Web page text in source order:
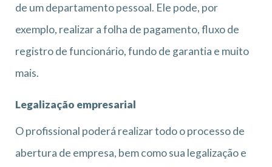
de um departamento pessoal. Ele pode, por
exemplo, realizar a folha de pagamento, fluxo de
registro de funcionário, fundo de garantia e muito
mais.
Legalização empresarial
O profissional poderá realizar todo o processo de
abertura de empresa, bem como sua legalização e